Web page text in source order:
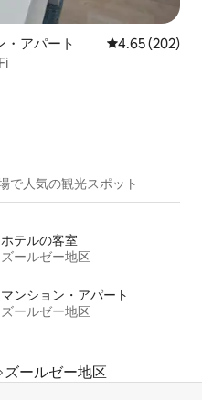
・アパート レビュー202
4.65 (202)
で人気の観光スポット
ホテルの客室
ズールゼー地区
マンション・アパート
ズールゼー地区
ズールゼー地区